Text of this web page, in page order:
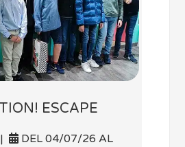
ESCAPE
DEL 04/07/26 AL